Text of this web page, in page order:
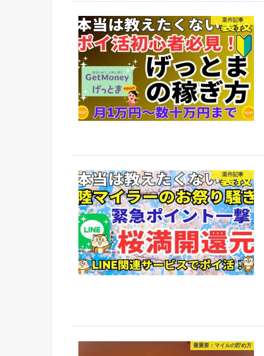
案件記事
案件記事
最重要：マイルの貯め方